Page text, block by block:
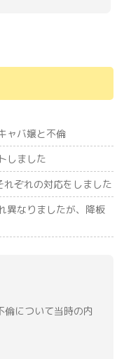
ャバ嬢と不倫
しました
れぞれの対応をしました
異なりましたが、降板
について当時の内